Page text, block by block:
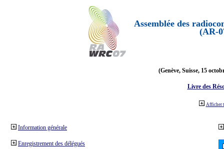
Assemblée des
(AR-
(Genève, Suisse, 15
Livre des
Afficher
Information générale
Enregistrement des délégués